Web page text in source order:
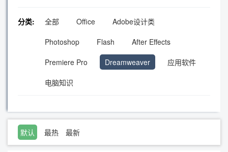
分类: 全部 Office
Adobe设计类
Photoshop
Flash
After Effects
Premiere Pro
Dreamweaver
应用软件
电脑知识
默认 最热 最新